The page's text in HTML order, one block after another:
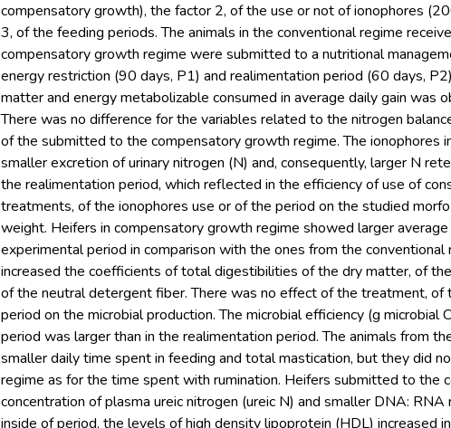
compensatory growth), the factor 2, of the use or not of ionophores
3, of the feeding periods. The animals in the conventional regime
compensatory growth regime were submitted to a nutritional
energy restriction (90 days, P1) and realimentation period (60 days,
matter and energy metabolizable consumed in average daily gain was
There was no difference for the variables related to the nitrogen
of the submitted to the compensatory growth regime. The ionophores
smaller excretion of urinary nitrogen (N) and, consequently, larger N
the realimentation period, which reflected in the efficiency of use of
treatments, of the ionophores use or of the period on the studied
weight. Heifers in compensatory growth regime showed larger
experimental period in comparison with the ones from the
increased the coefficients of total digestibilities of the dry matter, of
of the neutral detergent fiber. There was no effect of the treatment,
period on the microbial production. The microbial efficiency (g
period was larger than in the realimentation period. The animals from
smaller daily time spent in feeding and total mastication, but they did
regime as for the time spent with rumination. Heifers submitted to the
concentration of plasma ureic nitrogen (ureic N) and smaller DNA:
inside of period, the levels of high density lipoprotein (HDL) increased